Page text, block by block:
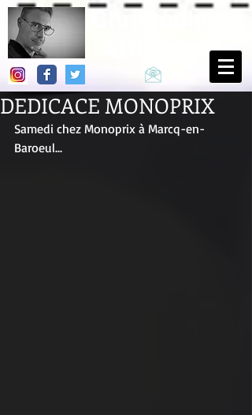
DEDICACE MONOPRIX
Samedi chez Monoprix à Marcq-en-
Baroeul...